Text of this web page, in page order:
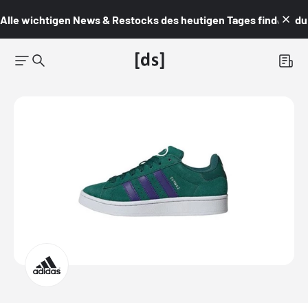
Alle wichtigen News & Restocks des heutigen Tages findest du